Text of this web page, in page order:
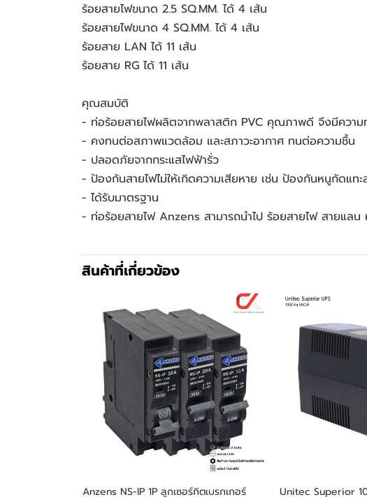
ร้อยสายไฟขนาด 2.5 SQ.MM. ได้ 4 เส้น
ร้อยสายไฟขนาด 4 SQ.MM. ได้ 4 เส้น
ร้อยสาย LAN ได้ 11 เส้น
ร้อยสาย RG ได้ 11 เส้น
คุณสมบัติ
- ท่อร้อยสายไฟผลิตจากพลาสติก PVC คุณภาพดี จึงมีความท
- คงทนต่อสภาพแวดล้อม และสภาวะอากาศ ทนต่อความชื้น
- ปลอดภัยจากกระแสไฟฟ้ารั่ว
- ป้องกันสายไฟไม่ให้เกิดความเสียหาย เช่น ป้องกันหนูกัดแท
- ได้รับมาตรฐาน
- ท่อร้อยสายไฟ Anzens สามารถนำไป ร้อยสายไฟ สายแล
สินค้าที่เกี่ยวข้อง
Anzens NS-IP 1P ลูกเซอร์กิตเบรกเกอร์ Unitec Superior